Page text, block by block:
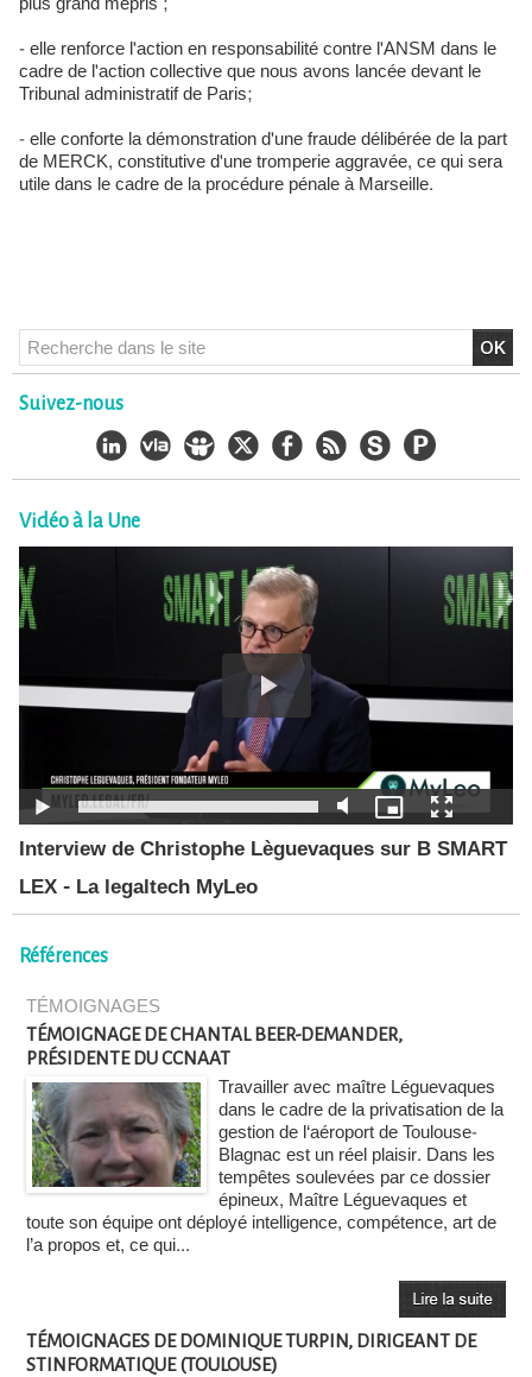
- elle renforce l'action en responsabilité contre l'ANSM dans le
cadre de l'action collective que nous avons lancée devant le
Tribunal administratif de Paris;
- elle conforte la démonstration d'une fraude délibérée de la part
de MERCK, constitutive d'une tromperie aggravée, ce qui sera
utile dans le cadre de la procédure pénale à Marseille.
Suivez-nous
Vidéo à la Une
Interview de Christophe Lèguevaques sur B SMART
LEX - La legaltech MyLeo
Références
TÉMOIGNAGES
TÉMOIGNAGE DE CHANTAL BEER-DEMANDER,
PRÉSIDENTE DU CCNAAT
Travailler avec maître Léguevaques
dans le cadre de la privatisation de la
gestion de l‘aéroport de Toulouse-
Blagnac est un réel plaisir. Dans les
tempêtes soulevées par ce dossier
épineux, Maître Léguevaques et
toute son équipe ont déployé intelligence, compétence, art de
l’a propos et, ce qui...
TÉMOIGNAGES DE DOMINIQUE TURPIN, DIRIGEANT DE
STINFORMATIQUE (TOULOUSE)